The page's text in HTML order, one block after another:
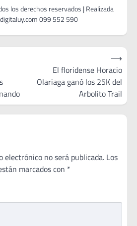
El floridense Horacio
Olariaga ganó los 25K del
Arbolito Trail
⟶
electrónico no será publicada. Los
marcados con *